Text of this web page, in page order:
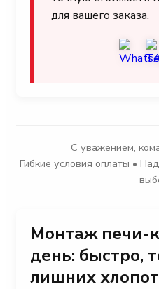
для вашего заказа.
С уважением,
Гибкие условия оплаты •
Монтаж печи-
день: быстро,
лишних хлопот